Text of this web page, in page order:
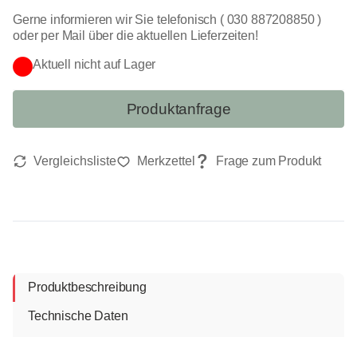
Aktuell nicht auf Lager
Gerne informieren wir Sie telefonisch ( 030 887208850 )
oder per Mail über die aktuellen Lieferzeiten!
Produktanfrage
Produktbeschreibung
Technische Daten